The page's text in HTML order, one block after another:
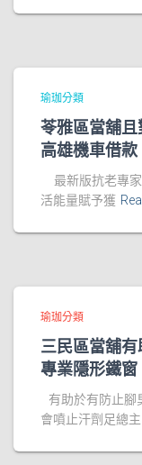
瑜珈分類
苓雅區當舖
高雄機車借款
最新版抗老專家
活能量賦予獲
瑜珈分類
三民區當舖
專業隱形鐵窗
有助於有防止腳
會噴止汗劑足總主